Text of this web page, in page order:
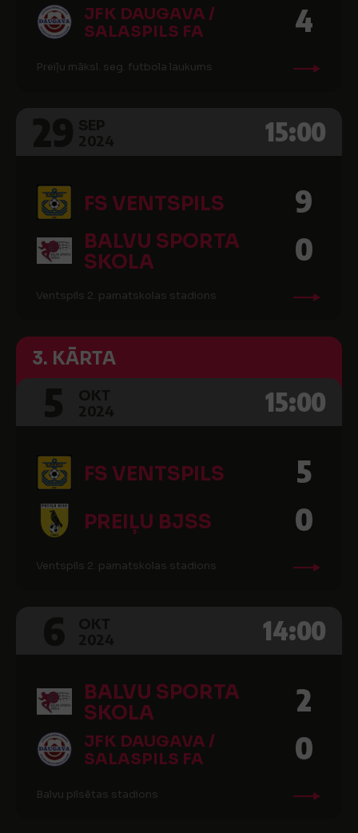
JFK DAUGAVA /
SALASPILS FA
4
Preiļu māksl. seg. futbola laukums
15:00
FS VENTSPILS 9
BALVU SPORTA
SKOLA
0
Ventspils 2. pamatskolas stadions
3. KĀRTA
15:00
FS VENTSPILS 5
PREIĻU BJSS 0
Ventspils 2. pamatskolas stadions
14:00
BALVU SPORTA
SKOLA
2
JFK DAUGAVA /
SALASPILS FA
0
Balvu pilsētas stadions